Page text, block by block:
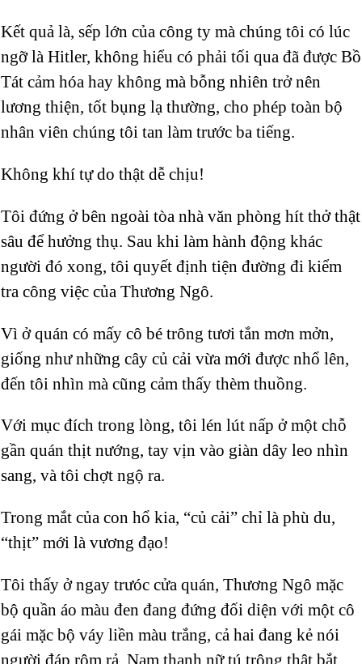
Kết quả là, sếp lớn của công ty mà chúng tôi có lúc
ngỡ là Hitler, không hiểu có phải tối qua đã được Bồ
Tát cảm hóa hay không mà bỗng nhiên trở nên
lương thiện, tốt bụng lạ thường, cho phép toàn bộ
nhân viên chúng tôi tan làm trước ba tiếng.
Không khí tự do thật dễ chịu!
Tôi đứng ở bên ngoài tòa nhà văn phòng hít thở thật
sâu để hưởng thụ. Sau khi làm hành động khác
người đó xong, tôi quyết định tiện đường đi kiểm
tra công việc của Thương Ngô.
Vì ở quán có mấy cô bé trông tươi tắn mơn mởn,
giống như những cây củ cải vừa mới được nhổ lên,
đến tôi nhìn mà cũng cảm thấy thèm thuồng.
Với mục đích trong lòng, tôi lén lút nấp ở một chỗ
gần quán thịt nướng, tay vịn vào giàn dây leo nhìn
sang, và tôi chợt ngộ ra.
Trong mắt của con hổ kia, “củ cải” chỉ là phù du,
“thịt” mới là vương đạo!
Tôi thấy ở ngay trưóc cửa quán, Thương Ngô mặc
bộ quần áo màu đen đang đứng đối diện với một cô
gái mặc bộ váy liền màu trắng, cả hai đang kẻ nói
người đáp rôm rả. Nam thanh nữ tú trông thật bắt